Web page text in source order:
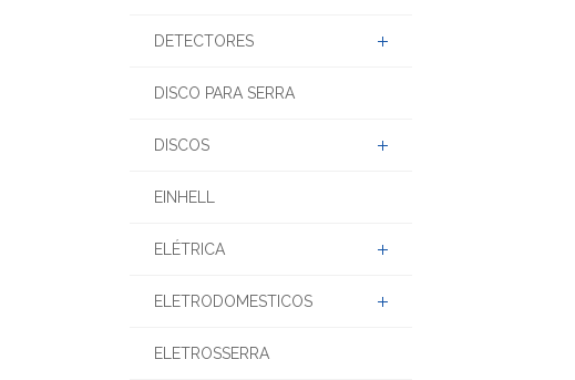
DETECTORES
DISCO PARA SERRA
DISCOS
EINHELL
ELÉTRICA
ELETRODOMESTICOS
ELETROSSERRA